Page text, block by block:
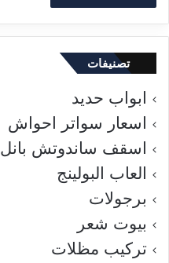
تصنيفات
ابواب حديد
اسعار سواتر احواش
اسقف ساندوتش بانل
العاب البولينج
برجولات
بيوت شعر
تركيب مظلات